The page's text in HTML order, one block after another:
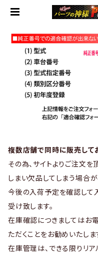
複数店舗で同時に販売してお
その為、サイトよりご注文
しまい欠品してしまう場合が
今後の入荷予定を確認して
受け致します。
在庫確認につきましてはお
ただくことをお勧めいたしま
在庫管理は、できる限りリ